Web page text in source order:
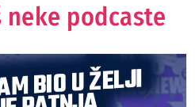
podcaste